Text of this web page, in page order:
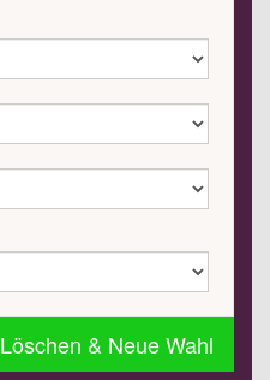
Löschen & Neue Wahl